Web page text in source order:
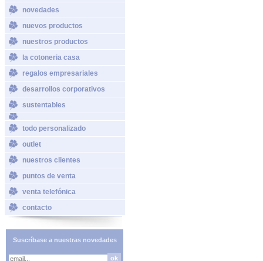
novedades
nuevos productos
nuestros productos
la cotoneria casa
regalos empresariales
desarrollos corporativos
sustentables
todo personalizado
outlet
nuestros clientes
puntos de venta
venta telefónica
contacto
Suscríbase a nuestras novedades